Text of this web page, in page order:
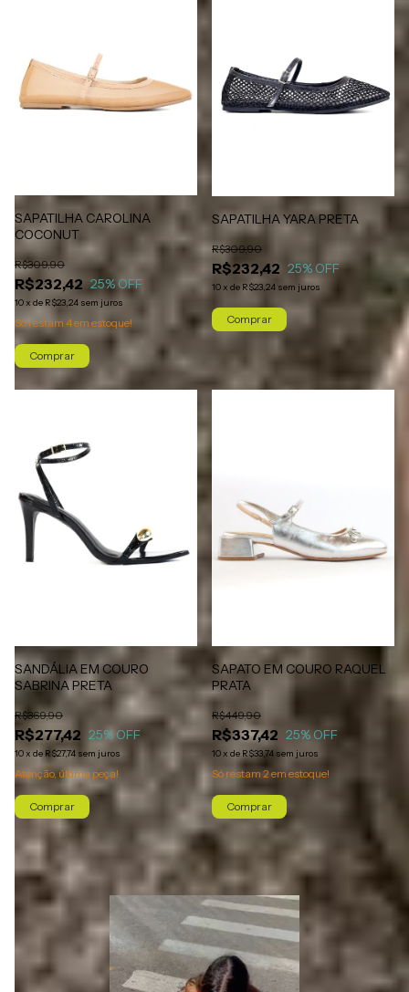
SAPATILHA CAROLINA
COCONUT
R$232,42
R$309,90
25% OFF
10x de R$23,24 sem juros
Só restam 4em estoque!
Comprar
SAPATILHA YARA PRETA
R$232,42
R$309,90
25% OFF
10x de R$23,24 sem juros
Comprar
SANDÁLIA EM COURO
SABRINA PRETA
R$277,42
R$369,90
25% OFF
10 x de R$27,74 sem juros
Atenção, última peça!
Comprar
SAPATO EM COURO RAQUEL
PRATA
R$337,42
R$449,90
25% OFF
10 x de R$33,74 sem juros
Só restam2em estoque!
Comprar